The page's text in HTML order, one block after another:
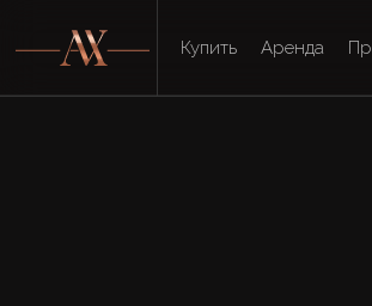
Купить Аренда